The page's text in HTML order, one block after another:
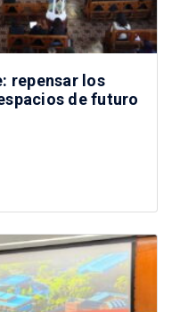
repensar los
de futuro